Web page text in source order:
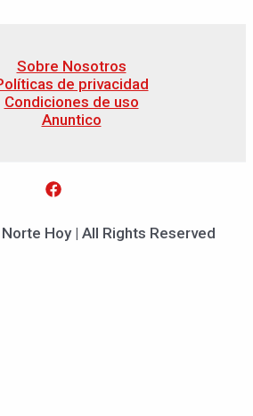
Sobre Nosotros
de privacidad
Condiciones de uso
Anuntico
Hoy | All Rights Reserved